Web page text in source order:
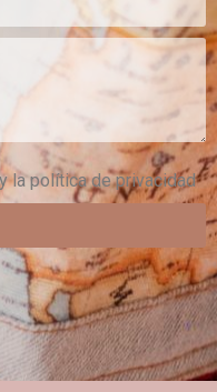
la política de privacidad